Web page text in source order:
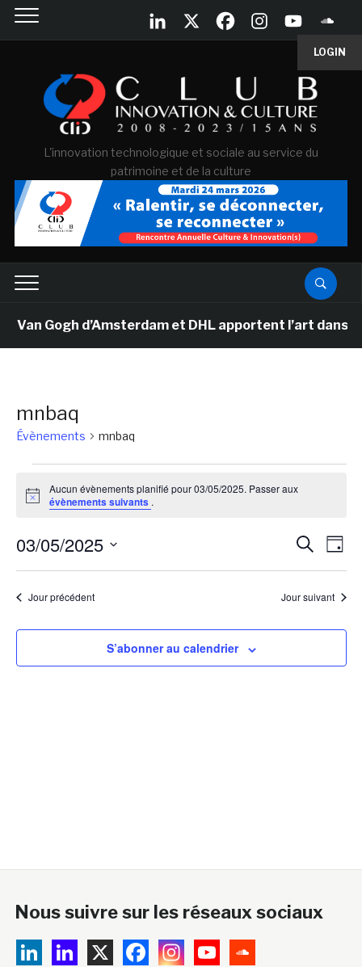
LOGIN
L'innovation technologique et sociale au service du
patrimoine et de la culture
Van Gogh d’Amsterdam et DHL apportent l’art dans
mnbaq
Évènements mnbaq
for
Notice
Aucun évènements planifié pour 03/05/2025. Passer aux
évènements suivants .
et
de
Jour
03/05/2025
Sélectionnez
uneJour précédent Jour suivant
S’abonner au calendrier
Nous suivre sur les réseaux sociaux